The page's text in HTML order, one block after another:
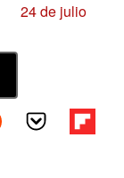
24 de julio